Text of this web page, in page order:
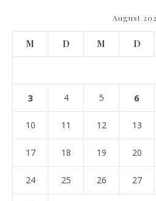
August
M D M D
3 4 5 6
10 11 12 13
17 18 19 20
24 25 26 27